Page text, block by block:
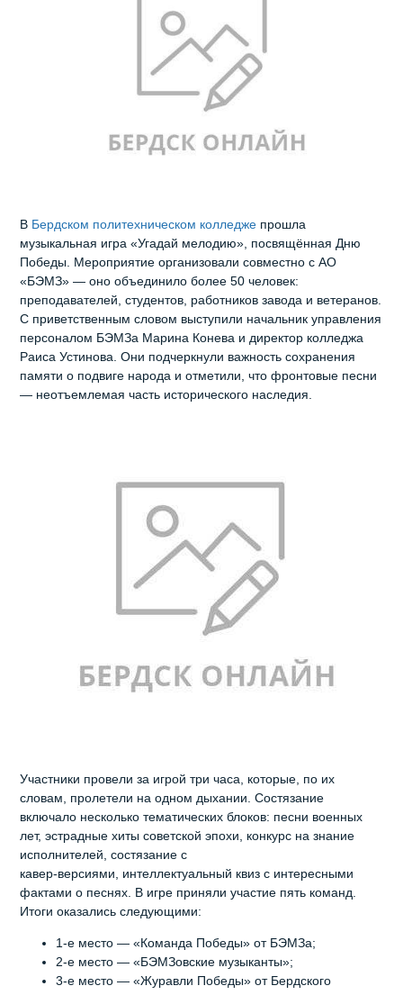
В Бердском политехническом колледже прошла
музыкальная игра «Угадай мелодию», посвящённая Дню
Победы. Мероприятие организовали совместно с АО
«БЭМЗ» — оно объединило более 50 человек:
преподавателей, студентов, работников завода и ветеранов.
С приветственным словом выступили начальник управления
персоналом БЭМЗа Марина Конева и директор колледжа
Раиса Устинова. Они подчеркнули важность сохранения
памяти о подвиге народа и отметили, что фронтовые песни
— неотъемлемая часть исторического наследия.
Участники провели за игрой три часа, которые, по их
словам, пролетели на одном дыхании. Состязание
включало несколько тематических блоков: песни военных
лет, эстрадные хиты советской эпохи, конкурс на знание
исполнителей, состязание с
кавер‑версиями, интеллектуальный квиз с интересными
фактами о песнях. В игре приняли участие пять команд.
Итоги оказались следующими:
1‑е место — «Команда Победы» от БЭМЗа;
2‑е место — «БЭМЗовские музыканты»;
3‑е место — «Журавли Победы» от Бердского